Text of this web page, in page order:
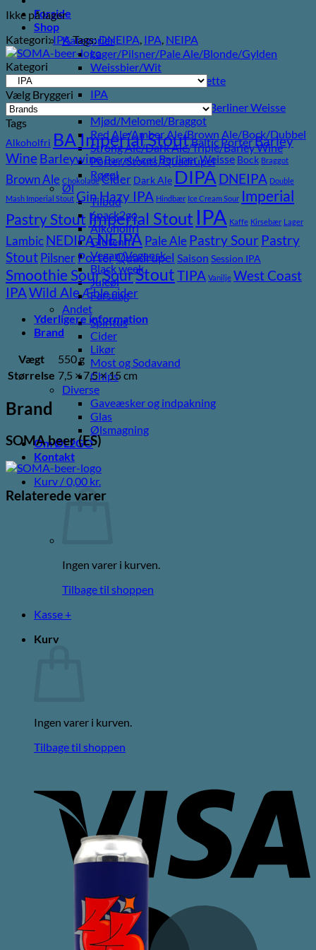
Forside
Shop
Kategorier
Lager/Pilsner/Pale Ale/Blonde/Gylden
Weissbier/Wit
Saison/Farmhouse/Grisette
IPA
Syrligt/Vildtgæret/Sour/Berliner Weisse
Mjød/Melomel/Braggot
Red Ale/Amber Ale/Brown Ale/Bock/Dubbel
Strong Ale/Dark Ale/Triple/Barley Wine
Porter/Stouts/Quadrupel
Røgøl
Øl
Tilbud
6pack2go
Alkoholfri
Glutenfri
Vegan/Vegansk
Black week
Juleøl
Farsdag
Andet
Spiritus
Cider
Likør
Most og Sodavand
Chips
Diverse
Gaveæsker og indpakning
Glas
Ølsmagning
Om ØL2GO
Kontakt
Kurv /0,00 kr.
Ingen varer i kurven.
Tilbage til shoppen
Kasse +
Kurv
Ingen varer i kurven.
Tilbage til shoppen
Ikke på lager
Kategori:IPATags:DNEIPA, IPA, NEIPA
Kategori
Vælg Bryggeri
Tags
Alkoholfri BA Imperial StoutBaltic PorterBarley
Wine BarleywineBarrel Aged Berliner Weisse Bock Braggot
Brown Ale Chokolade Cider Dark Ale DIPA DNEIPA Double
Mash Imperial Stout GinHazy IPA Hindbær Ice Cream Sour Imperial
Pastry Stout Imperial Stout IPA Kaffe Kirsebær Lager
LambicNEDIPANEIPA Pale Ale Pastry Sour Pastry
StoutPilsnerPorterQuadrupel Saison Session IPA
Smoothie SourSourStoutTIPA Vanilje West Coast
IPAWild AleÆble cider
Yderligere information
Brand
Vægt
550 g
Størrelse 7,5 × 7,5 × 15 cm
Brand
SOMA beer (ES)
Relaterede varer